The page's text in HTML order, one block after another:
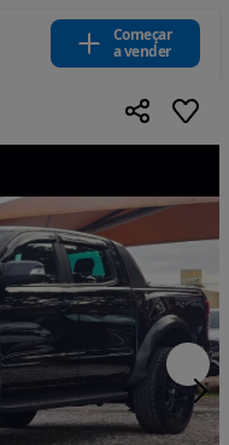
Começar
a vender